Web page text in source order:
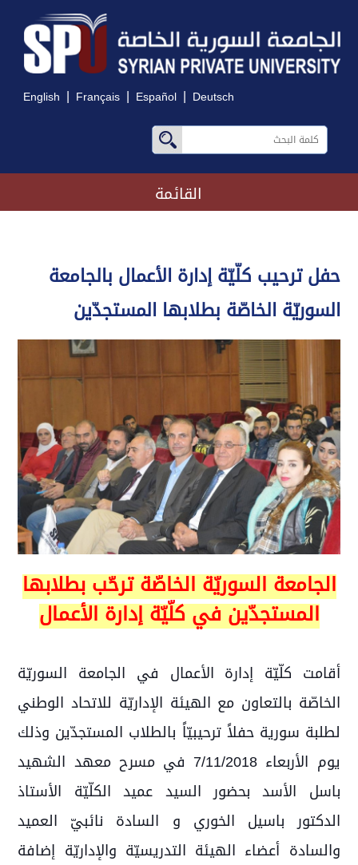
English | Français | Español | Deutsch
القائمة
حفل ترحيب كلّيّة إدارة الأعمال بالجامعة
السوريّة الخاصّة بطلابها المستجدّين
الجامعة السوريّة الخاصّة ترحّب بطلابها
المستجدّين في كلّيّة إدارة الأعمال
أقامت كلّيّة إدارة الأعمال في الجامعة السوريّة
الخاصّة بالتعاون مع الهيئة الإداريّة للاتحاد الوطني
لطلبة سورية حفلاً ترحيبيّاً بالطلاب المستجدّين وذلك
يوم الأربعاء 7/11/2018 في مسرح معهد الشهيد
باسل الأسد بحضور السيد عميد الكلّيّة الأستاذ
الدكتور باسيل الخوري و السادة نائبيّ العميد
والسادة أعضاء الهيئة التدريسيّة والإداريّة إضافة